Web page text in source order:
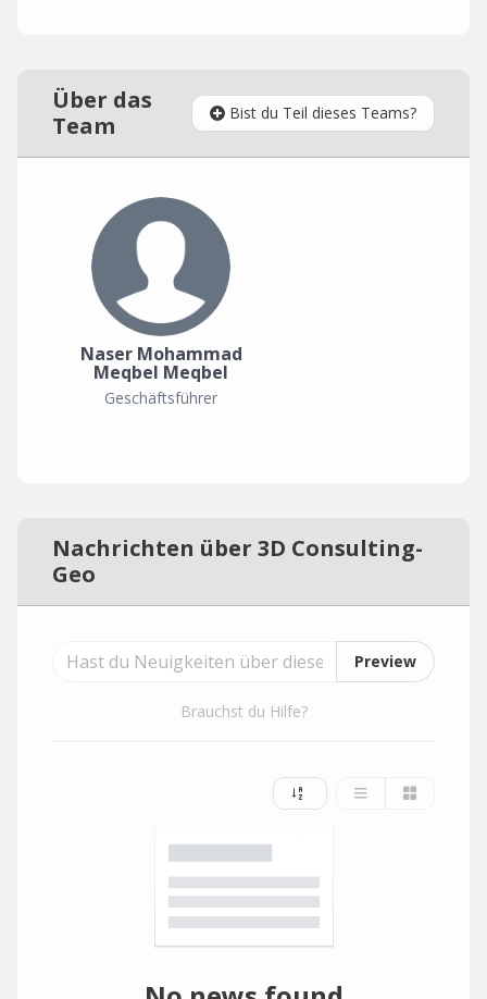
Über das
Team
Bist du Teil dieses Teams?
Naser Mohammad
Meqbel Meqbel
Geschäftsführer
Nachrichten über 3D Consulting-
Geo
Preview
Brauchst du Hilfe?